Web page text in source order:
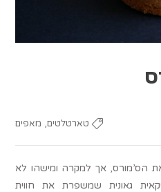
טארטלטים, מאפים
הס’מורס, אך למקרה ומישהו לא
גאונית שמשפרת את חווית